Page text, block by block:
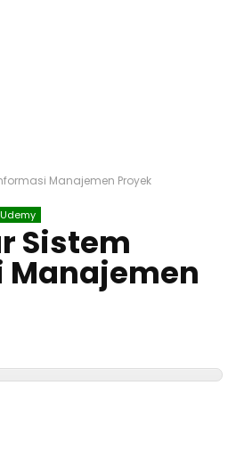
Manajemen Proyek
Udemy
Sistem